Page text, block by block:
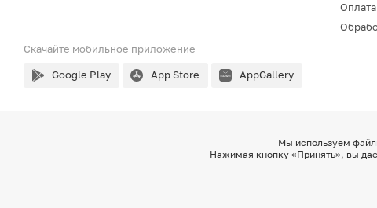
Скачайте мобильное приложение
Google Play App Store AppGallery
Оплата
Мы используем
Нажимая кнопку «Принять», вы